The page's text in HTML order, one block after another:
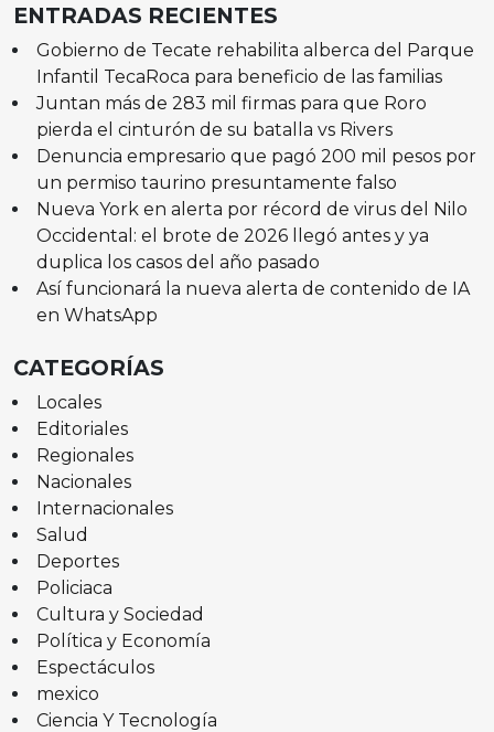
ENTRADAS RECIENTES
Gobierno de Tecate rehabilita alberca del Parque
Infantil TecaRoca para beneficio de las familias
Juntan más de 283 mil firmas para que Roro
pierda el cinturón de su batalla vs Rivers
Denuncia empresario que pagó 200 mil pesos por
un permiso taurino presuntamente falso
Nueva York en alerta por récord de virus del Nilo
Occidental: el brote de 2026 llegó antes y ya
duplica los casos del año pasado
Así funcionará la nueva alerta de contenido de IA
en WhatsApp
CATEGORÍAS
Locales
Editoriales
Regionales
Nacionales
Internacionales
Salud
Deportes
Policiaca
Cultura y Sociedad
Política y Economía
Espectáculos
mexico
Ciencia Y Tecnología